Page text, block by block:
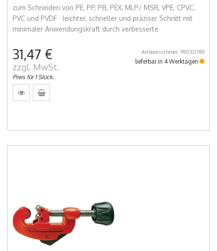
zum Schneiden von PE, PP, PB, PEX, MLP/ MSR, VPE, CPVC,
PVC und PVDF · leichter, schneller und präziser Schnitt mit
minimaler Anwendungskraft durch verbesserte
31,47 €
zzgl. MwSt.
Preis für 1 Stück.
Artikelnummer: 99030789
lieferbar in 4 Werktagen